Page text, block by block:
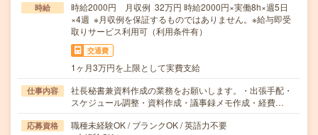
時給
時給2000円 月収例 32万円 時給2000円×実働8h×週5日
×4週 ※月収例を保証するものではありません。※給与即受
取りサービス利用可（利用条件有）
交通費
1ヶ月3万円を上限として実費支給
仕事内容
社長秘書兼資料作成の業務をお願いします。・出張手配・
スケジュール調整・資料作成・議事録メモ作成・経費…
応募資格
職種未経験OK / ブランクOK / 英語力不要